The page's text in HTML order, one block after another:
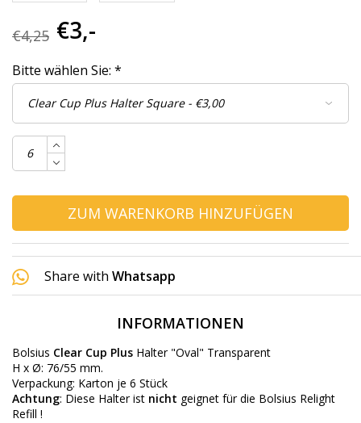
€4,25 €3,-
Bitte wählen Sie: *
ZUM WARENKORB HINZUFÜGEN
Share with Whatsapp
INFORMATIONEN
Bolsius Clear Cup Plus Halter "Oval" Transparent
H x Ø: 76/55 mm.
Verpackung: Karton je 6 Stück
Achtung: Diese Halter ist nicht geignet für die Bolsius Relight
Refill !